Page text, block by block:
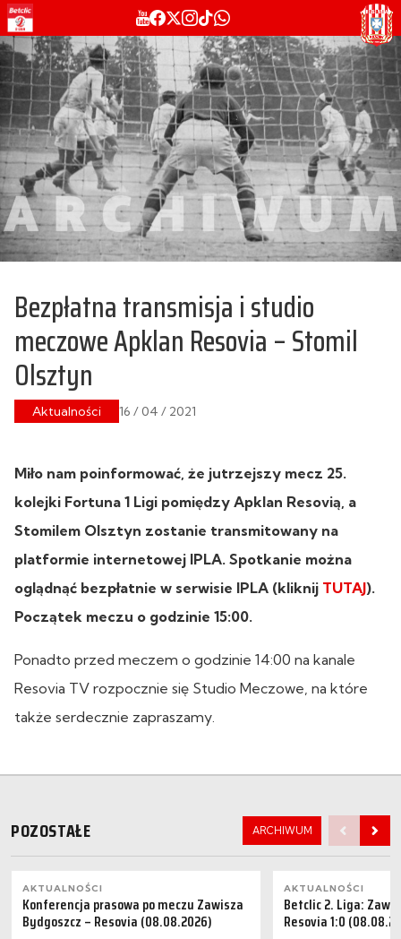
Bezpłatna transmisja i studio
meczowe Apklan Resovia – Stomil
Olsztyn
Aktualności 16 / 04 / 2021
Miło nam poinformować, że jutrzejszy mecz 25.
kolejki Fortuna 1 Ligi pomiędzy Apklan Resovią, a
Stomilem Olsztyn zostanie transmitowany na
platformie internetowej IPLA. Spotkanie można
oglądnąć bezpłatnie w serwisie IPLA (kliknij TUTAJ).
Początek meczu o godzinie 15:00.
Ponadto przed meczem o godzinie 14:00 na kanale
Resovia TV rozpocznie się Studio Meczowe, na które
także serdecznie zapraszamy.
POZOSTAŁE ARCHIWUM
AKTUALNOŚCI
Konferencja prasowa po meczu Zawisza
Bydgoszcz – Resovia (08.08.2026)
AKTUALNOŚCI
Betclic 2. Liga:
Resovia 1:0